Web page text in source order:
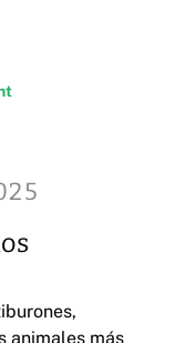
animales más